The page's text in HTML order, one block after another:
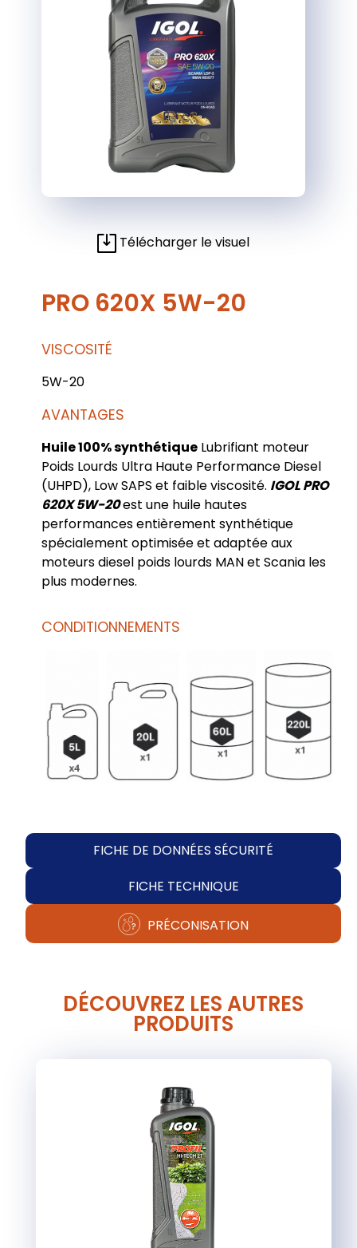
Télécharger le visuel
PRO 620X 5W-20
VISCOSITÉ
5W-20
AVANTAGES
Huile 100% synthétique Lubrifiant moteur
Poids Lourds Ultra Haute Performance Diesel
(UHPD), Low SAPS et faible viscosité. IGOL PRO
620X 5W-20est une huile hautes
performances entièrement synthétique
spécialement optimisée et adaptée aux
moteurs diesel poids lourds MAN et Scania les
plus modernes.
CONDITIONNEMENTS
FICHE DE DONNÉES SÉCURITÉ
FICHE TECHNIQUE
PRÉCONISATION
DÉCOUVREZ LES AUTRES
PRODUITS